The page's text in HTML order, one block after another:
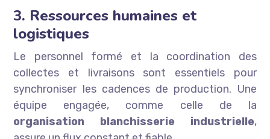
3. Ressources humaines et
logistiques
Le personnel formé et la coordination des
collectes et livraisons sont essentiels pour
synchroniser les cadences de production. Une
équipe engagée, comme celle de la
organisation blanchisserie industrielle,